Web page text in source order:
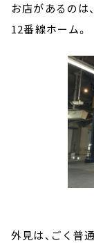
お店があるのは
12番線ホーム。
外見は、ごく普